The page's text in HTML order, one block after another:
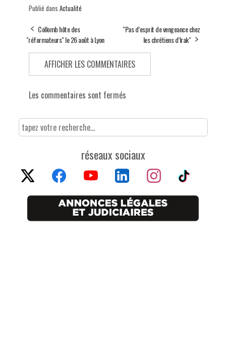
Publié dans Actualité
Collomb hôte des
"réformateurs" le 26 août à Lyon
"Pas d’esprit de vengeance chez
les chrétiens d’Irak"
AFFICHER LES COMMENTAIRES
Les commentaires sont fermés
réseaux sociaux